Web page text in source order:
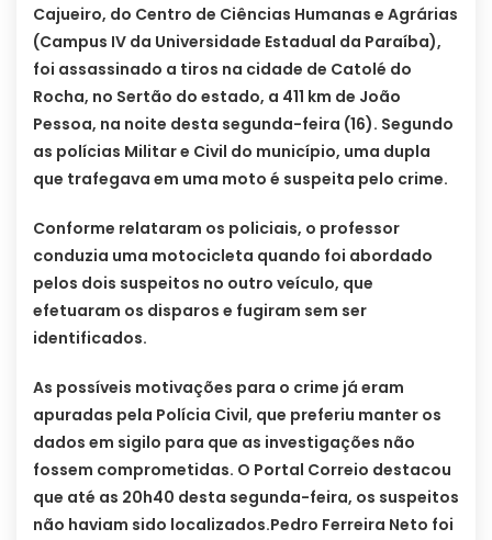
Cajueiro, do Centro de Ciências Humanas e Agrárias
(Campus IV da Universidade Estadual da Paraíba),
foi assassinado a tiros na cidade de Catolé do
Rocha, no Sertão do estado, a 411 km de João
Pessoa, na noite desta segunda-feira (16). Segundo
as polícias Militar e Civil do município, uma dupla
que trafegava em uma moto é suspeita pelo crime.
Conforme relataram os policiais, o professor
conduzia uma motocicleta quando foi abordado
pelos dois suspeitos no outro veículo, que
efetuaram os disparos e fugiram sem ser
identificados.
As possíveis motivações para o crime já eram
apuradas pela Polícia Civil, que preferiu manter os
dados em sigilo para que as investigações não
fossem comprometidas. O Portal Correio destacou
que até as 20h40 desta segunda-feira, os suspeitos
não haviam sido localizados.Pedro Ferreira Neto foi